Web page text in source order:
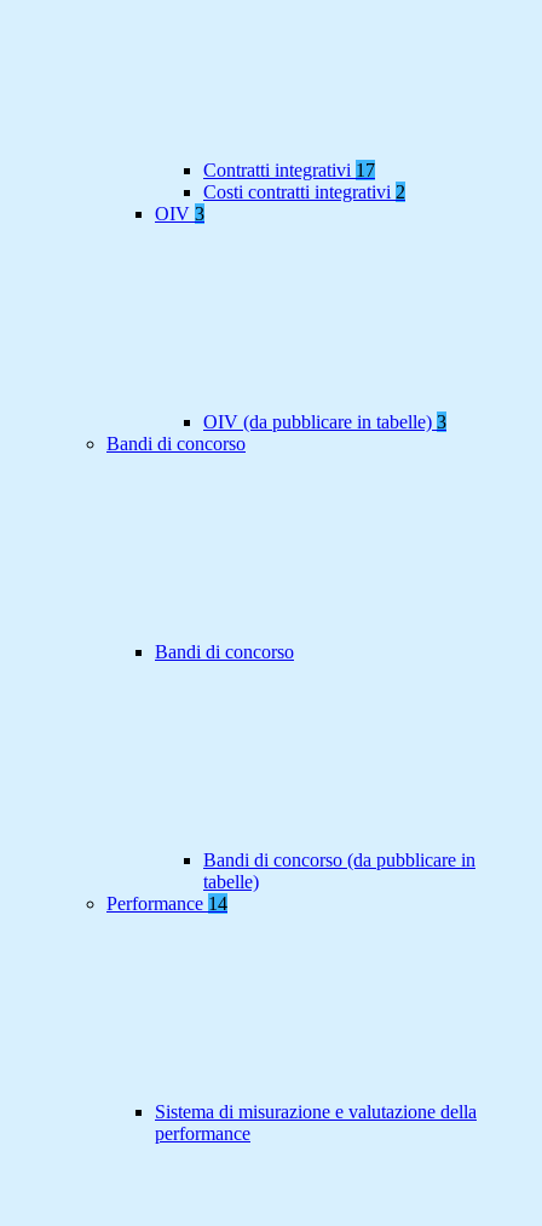
Contratti integrativi 17
Costi contratti integrativi 2
OIV 3
OIV (da pubblicare in tabelle) 3
Bandi di concorso
Bandi di concorso
Bandi di concorso (da pubblicare in
tabelle)
Performance 14
Sistema di misurazione e valutazione della
performance